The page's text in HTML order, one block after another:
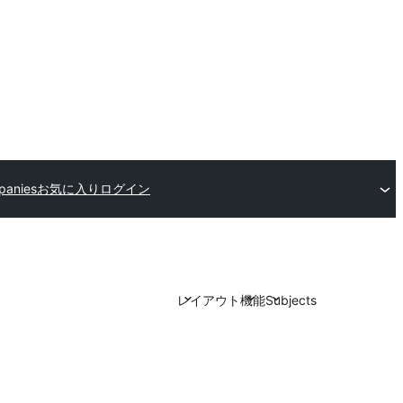
お気に入り ログイン
レイアウト機能Subjects